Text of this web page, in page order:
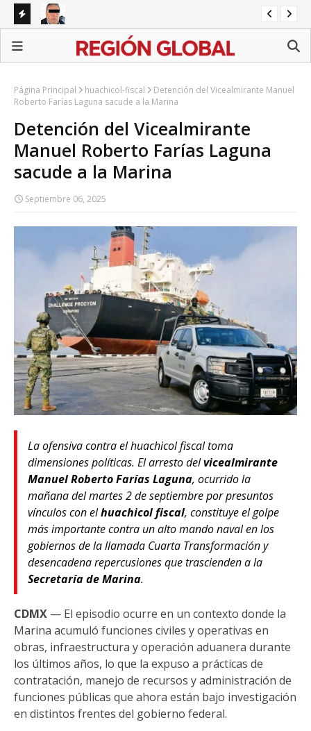
Ángel Aguirre queda en prisión por caso Ayotzinapa
Página Principal huachicol-fiscal
Detención del Vicealmirante Manuel
Roberto Farías Laguna sacude a la Marina
Detención del Vicealmirante
Manuel Roberto Farías Laguna
sacude a la Marina
Septiembre 06, 2025
La ofensiva contra elhuachicol fiscaltoma
dimensiones políticas. El arresto delvicealmirante
Manuel Roberto Farías Laguna, ocurrido la
mañana del martes 2 de septiembre por presuntos
vínculos con elhuachicol fiscal, constituye el golpe
más importante contra un alto mando naval en los
gobiernos de la llamada Cuarta Transformación y
desencadena repercusiones que trascienden a la
Secretaría de Marina.
CDMX — El episodio ocurre en un contexto donde la
Marina acumuló funciones civiles y operativas en
obras, infraestructura y operación aduanera durante
los últimos años, lo que la expuso a prácticas de
contratación, manejo de recursos y administración de
funciones públicas que ahora están bajo investigación
en distintos frentes del gobierno federal.